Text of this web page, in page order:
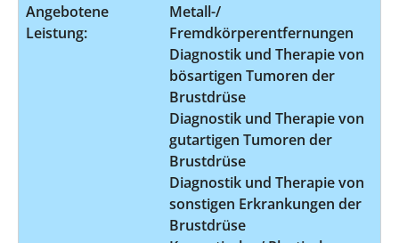
Angebotene
Leistung:
Metall-/
Fremdkörperentfernungen
Diagnostik und Therapie von
bösartigen Tumoren der
Brustdrüse
Diagnostik und Therapie von
gutartigen Tumoren der
Brustdrüse
Diagnostik und Therapie von
sonstigen Erkrankungen der
Brustdrüse